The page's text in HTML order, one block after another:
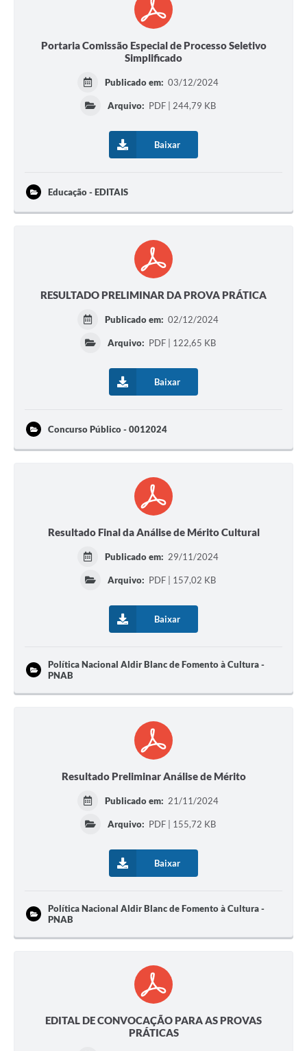
Portaria Comissão Especial de Processo Seletivo
Simplificado
Publicado em: 03/12/2024
Arquivo: PDF | 244,79 KB
Baixar
Educação - EDITAIS
RESULTADO PRELIMINAR DA PROVA PRÁTICA
Publicado em: 02/12/2024
Arquivo: PDF | 122,65 KB
Baixar
Concurso Público - 0012024
Resultado Final da Análise de Mérito Cultural
Publicado em: 29/11/2024
Arquivo: PDF | 157,02 KB
Baixar
Política Nacional Aldir Blanc de Fomento à Cultura -
PNAB
Resultado Preliminar Análise de Mérito
Publicado em: 21/11/2024
Arquivo: PDF | 155,72 KB
Baixar
Política Nacional Aldir Blanc de Fomento à Cultura -
PNAB
EDITAL DE CONVOCAÇÃO PARA AS PROVAS
PRÁTICAS